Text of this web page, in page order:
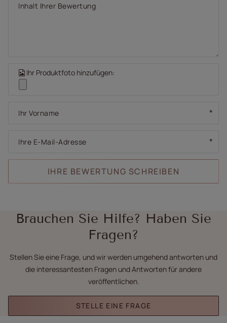
Inhalt Ihrer Bewertung
Ihr Produktfoto hinzufügen:
Ihr Vorname
Ihre E-Mail-Adresse
IHRE BEWERTUNG SCHREIBEN
Brauchen Sie Hilfe? Haben Sie
Fragen?
Stellen Sie eine Frage, und wir werden umgehend antworten und
die interessantesten Fragen und Antworten für andere
veröffentlichen.
STELLE EINE FRAGE